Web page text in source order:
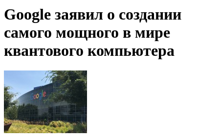
Google заявил о создании
самого мощного в мире
квантового компьютера